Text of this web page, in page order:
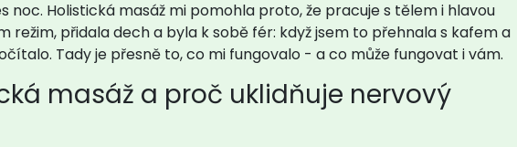
noc. Holistická masáž mi pomohla proto, že pracuje s tělem i hlavou
režim, přidala dech a byla k sobě fér: když jsem to přehnala s kafem a
Tady je přesně to, co mi fungovalo - a co může fungovat i vám.
masáž a proč uklidňuje nervový